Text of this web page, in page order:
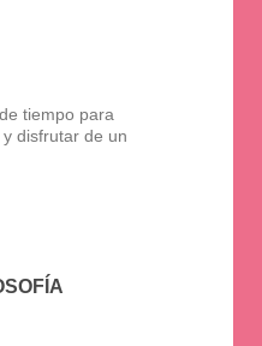
tiempo para
disfrutar de un